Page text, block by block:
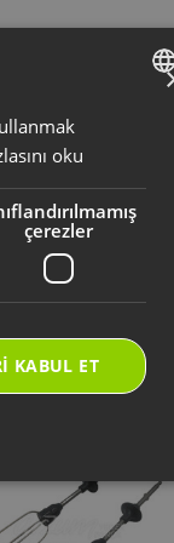
model kodlarına
miline bağlamak
tasarlanmıştır.
Arzum Destek
oku
çerezler
KABUL ET